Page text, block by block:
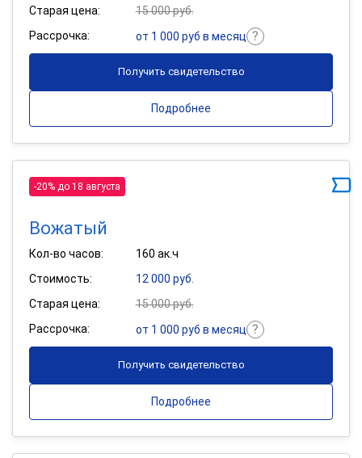
Старая цена:
15 000 руб.
Рассрочка:
от 1 000 руб в месяц
Получить свидетельство
Подробнее
-20% до 18 августа
Вожатый
Кол-во часов:
160 ак.ч
Стоимость:
12 000 руб.
Старая цена:
15 000 руб.
Рассрочка:
от 1 000 руб в месяц
Получить свидетельство
Подробнее